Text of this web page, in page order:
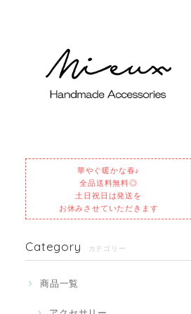
華やぐ暖かな春♪
全品送料無料◎
土日祝日は発送を
お休みさせていただきます
Category カテゴリー
商品一覧